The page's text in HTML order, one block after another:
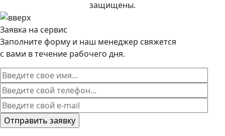
защищены.
Заявка на сервис
Заполните форму и наш менеджер свяжется
с вами в течение рабочего дня.